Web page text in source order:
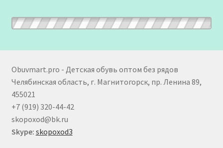
Obuvmart.pro - Детская обувь оптом без рядов
Челябинская область, г. Магнитогорск, пр. Ленина 89,
455021
+7 (919) 320-44-42
skopoxod@bk.ru
Skype: skopoxod3